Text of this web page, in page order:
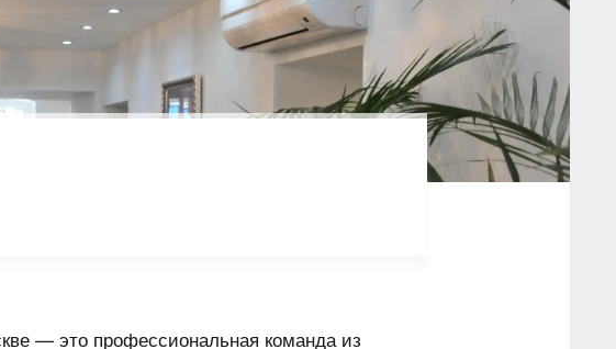
— это профессиональная команда из